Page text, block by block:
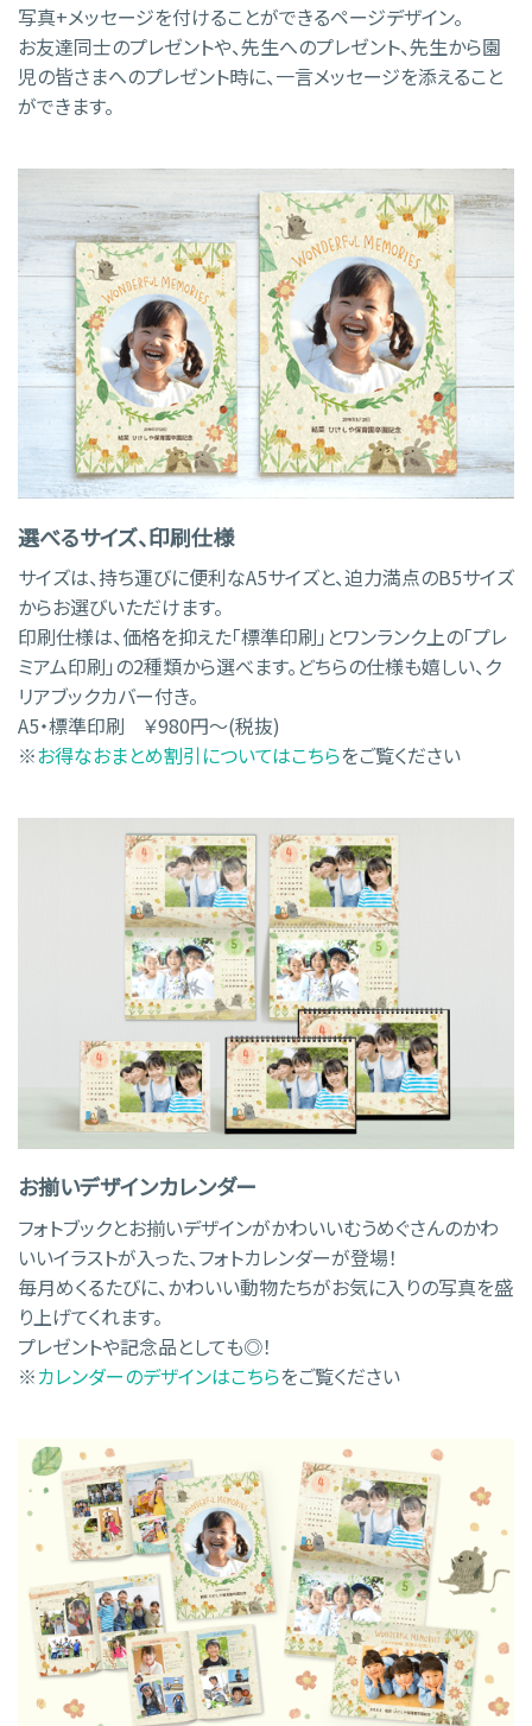
写真+メッセージを付けることができるページデザイン。
お友達同士のプレゼントや、先生へのプレゼント、先生から園
児の皆さまへのプレゼント時に、一言メッセージを添えること
ができます。
選べるサイズ、印刷仕様
サイズは、持ち運びに便利なA5サイズと、迫力満点のB5サイズ
からお選びいただけます。
印刷仕様は、価格を抑えた「標準印刷」とワンランク上の「プレ
ミアム印刷」の2種類から選べます。どちらの仕様も嬉しい、ク
リアブックカバー付き。
A5・標準印刷 ￥980円～(税抜)
※お得なおまとめ割引についてはこちらをご覧ください
お揃いデザインカレンダー
フォトブックとお揃いデザインがかわいいむうめぐさんのかわ
いいイラストが入った、フォトカレンダーが登場！
毎月めくるたびに、かわいい動物たちがお気に入りの写真を盛
り上げてくれます。
プレゼントや記念品としても◎！
※カレンダーのデザインはこちらをご覧ください